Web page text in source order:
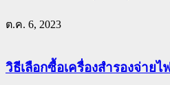
ต.ค. 6, 2023
วิธีเลือกซื้อเครื่องสำรองจ่ายไ